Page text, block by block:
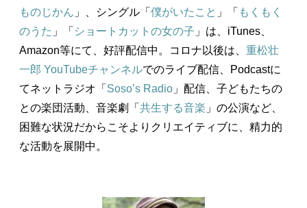
ものじかん 」、シングル「 僕がいたこと 」「 もくもく
のうた 」「 ショートカットの女の子 」は、iTunes、
Amazon等にて、好評配信中。コロナ以後は、 重松壮
一郎 YouTubeチャンネルでのライブ配信、Podcastに
てネットラジオ「 Soso’s Radio 」配信、子どもたちの
との楽団活動、音楽劇「 共生する音楽 」の公演など、
困難な状況だからこそよりクリエイティブに、精力的
な活動を展開中。